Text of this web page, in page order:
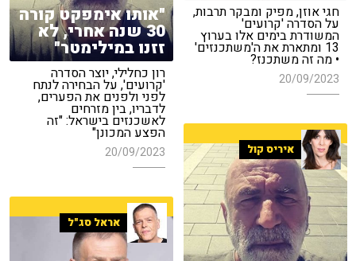
חגי אוזן, מפיק ומבקר תרבות,
על הסדרה 'קרועים'
המשודרת בימים אלו בערוץ
13 ומתארת את ה'משתכנזים'
• מה זה משתכנז?
20/09/2023
"אותו אימפקט קורה
30 שנה אחרי, לא
זזנו במילימטר"
רון כחלילי, יוצר הסדרה
'קרועים', על הבחירה לנתח
לפני ולפנים את הפערים,
לדבריו, בין מזרחים
לאשכנזים בישראל: "זה
הפצע המכונן"
20/09/2023 איריס קול
אראל סג"ל